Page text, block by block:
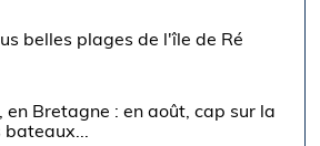
belles plages de l'île de Ré
en Bretagne : en août, cap sur la